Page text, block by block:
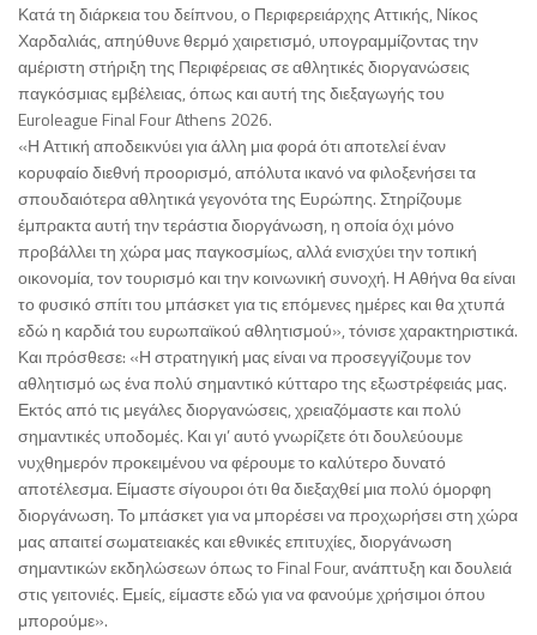
Κατά τη διάρκεια του δείπνου, ο Περιφερειάρχης Αττικής, Νίκος
Χαρδαλιάς, απηύθυνε θερμό χαιρετισμό, υπογραμμίζοντας την
αμέριστη στήριξη της Περιφέρειας σε αθλητικές διοργανώσεις
παγκόσμιας εμβέλειας, όπως και αυτή της διεξαγωγής του
Euroleague Final Four Athens 2026.
«Η Αττική αποδεικνύει για άλλη μια φορά ότι αποτελεί έναν
κορυφαίο διεθνή προορισμό, απόλυτα ικανό να φιλοξενήσει τα
σπουδαιότερα αθλητικά γεγονότα της Ευρώπης. Στηρίζουμε
έμπρακτα αυτή την τεράστια διοργάνωση, η οποία όχι μόνο
προβάλλει τη χώρα μας παγκοσμίως, αλλά ενισχύει την τοπική
οικονομία, τον τουρισμό και την κοινωνική συνοχή. Η Αθήνα θα είναι
το φυσικό σπίτι του μπάσκετ για τις επόμενες ημέρες και θα χτυπά
εδώ η καρδιά του ευρωπαϊκού αθλητισμού», τόνισε χαρακτηριστικά.
Και πρόσθεσε: «Η στρατηγική μας είναι να προσεγγίζουμε τον
αθλητισμό ως ένα πολύ σημαντικό κύτταρο της εξωστρέφειάς μας.
Εκτός από τις μεγάλες διοργανώσεις, χρειαζόμαστε και πολύ
σημαντικές υποδομές. Και γι’ αυτό γνωρίζετε ότι δουλεύουμε
νυχθημερόν προκειμένου να φέρουμε το καλύτερο δυνατό
αποτέλεσμα. Είμαστε σίγουροι ότι θα διεξαχθεί μια πολύ όμορφη
διοργάνωση. Το μπάσκετ για να μπορέσει να προχωρήσει στη χώρα
μας απαιτεί σωματειακές και εθνικές επιτυχίες, διοργάνωση
σημαντικών εκδηλώσεων όπως το Final Four, ανάπτυξη και δουλειά
στις γειτονιές. Εμείς, είμαστε εδώ για να φανούμε χρήσιμοι όπου
μπορούμε».